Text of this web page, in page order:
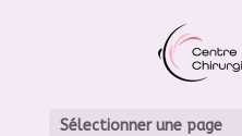
Sélectionner une page